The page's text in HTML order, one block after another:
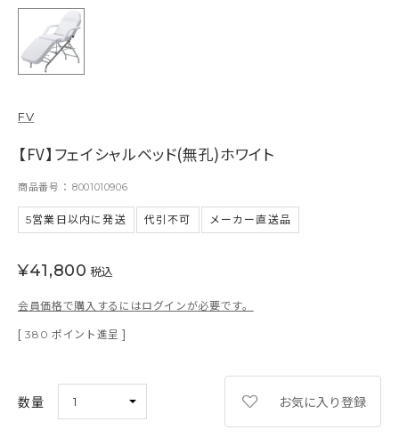
FV
【FV】フェイシャルベッド(無孔)ホワイト
商品番号 8001010906
5営業日以内に発送 代引不可 メーカー直送品
¥41,800 税込
会員価格で購入するにはログインが必要です。
[ 380 ポイント進呈 ]
お気に入り登録